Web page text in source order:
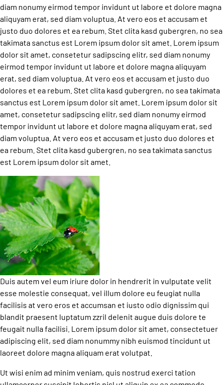
diam nonumy eirmod tempor invidunt ut labore et dolore magna
aliquyam erat, sed diam voluptua. At vero eos et accusam et
justo duo dolores et ea rebum. Stet clita kasd gubergren, no sea
takimata sanctus est Lorem ipsum dolor sit amet. Lorem ipsum
dolor sit amet, consetetur sadipscing elitr, sed diam nonumy
eirmod tempor invidunt ut labore et dolore magna aliquyam
erat, sed diam voluptua. At vero eos et accusam et justo duo
dolores et ea rebum. Stet clita kasd gubergren, no sea takimata
sanctus est Lorem ipsum dolor sit amet. Lorem ipsum dolor sit
amet, consetetur sadipscing elitr, sed diam nonumy eirmod
tempor invidunt ut labore et dolore magna aliquyam erat, sed
diam voluptua. At vero eos et accusam et justo duo dolores et
ea rebum. Stet clita kasd gubergren, no sea takimata sanctus
est Lorem ipsum dolor sit amet.
Duis autem vel eum iriure dolor in hendrerit in vulputate velit
esse molestie consequat, vel illum dolore eu feugiat nulla
facilisis at vero eros et accumsan et iusto odio dignissim qui
blandit praesent luptatum zzril delenit augue duis dolore te
feugait nulla facilisi. Lorem ipsum dolor sit amet, consectetuer
adipiscing elit, sed diam nonummy nibh euismod tincidunt ut
laoreet dolore magna aliquam erat volutpat.
Ut wisi enim ad minim veniam, quis nostrud exerci tation